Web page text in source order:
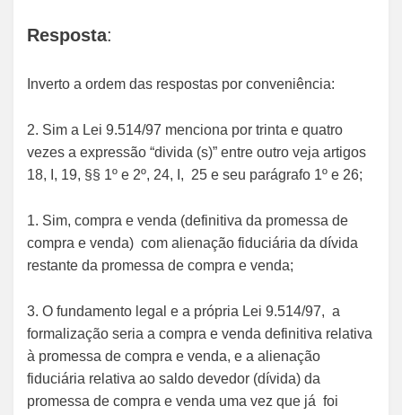
Resposta:
Inverto a ordem das respostas por conveniência:
2. Sim a Lei 9.514/97 menciona por trinta e quatro
vezes a expressão “divida (s)” entre outro veja artigos
18, I, 19, §§ 1º e 2º, 24, I, 25 e seu parágrafo 1º e 26;
1. Sim, compra e venda (definitiva da promessa de
compra e venda) com alienação fiduciária da dívida
restante da promessa de compra e venda;
3. O fundamento legal e a própria Lei 9.514/97, a
formalização seria a compra e venda definitiva relativa
à promessa de compra e venda, e a alienação
fiduciária relativa ao saldo devedor (dívida) da
promessa de compra e venda uma vez que já foi